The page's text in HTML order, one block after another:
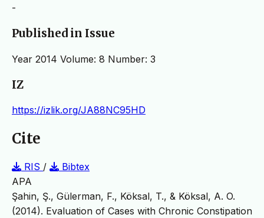
-
Published in Issue
Year 2014 Volume: 8 Number: 3
IZ
https://izlik.org/JA88NC95HD
Cite
RIS /
Bibtex
APA
Şahin, Ş., Gülerman, F., Köksal, T., & Köksal, A. O.
(2014). Evaluation of Cases with Chronic Constipation